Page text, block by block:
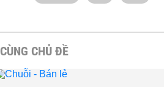
CÙNG CHỦ ĐỀ
Mùa kinh doanh